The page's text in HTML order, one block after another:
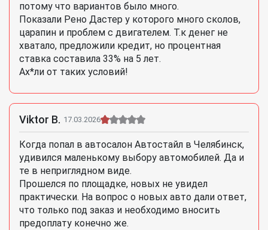
потому что вариантов было много.
Показали Рено Дастер у которого много сколов,
царапин и проблем с двигателем. Т.к денег не
хватало, предложили кредит, но процентная
ставка составила 33% на 5 лет.
Ах*ли от таких условий!
Viktor B. 17.03.2026
Когда попал в автосалон Автостайл в Челябинск,
удивился маленькому выбору автомобилей. Да и
те в неприглядном виде.
Прошелся по площадке, новых не увидел
практически. На вопрос о новых авто дали ответ,
что только под заказ и необходимо вносить
предоплату конечно же.